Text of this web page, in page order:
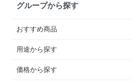
グループから探す
おすすめ商品
用途から探す
価格から探す